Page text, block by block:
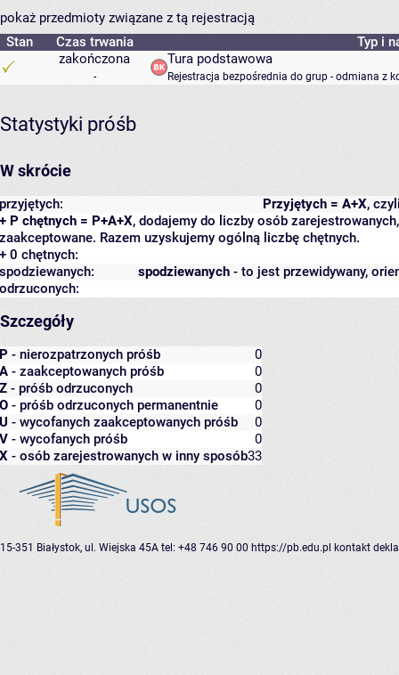
pokaż przedmioty związane z tą rejestracją
Stan
Czas trwania
Typ i
zakończona
-
Tura podstawowa
Rejestracja bezpośrednia do grup - odmiana z
Statystyki próśb
W skrócie
Przyjętych = A+X,
przyjętych:
+ P chętnych = P+A+X, dodajemy do liczby osób
zaakceptowane. Razem uzyskujemy ogólną liczbę chętnych.
+ 0 chętnych:
spodziewanych - to jest przewidywany,
spodziewanych:
odrzuconych:
Szczegóły
P - nierozpatrzonych próśb
0
A - zaakceptowanych próśb
0
Z - próśb odrzuconych
0
O - próśb odrzuconych permanentnie
0
U - wycofanych zaakceptowanych próśb
0
V - wycofanych próśb
0
X - osób zarejestrowanych w inny sposób33
15-351 Białystok, ul. Wiejska 45A tel: +48 746 90 00 https://pb.edu.pl kontakt